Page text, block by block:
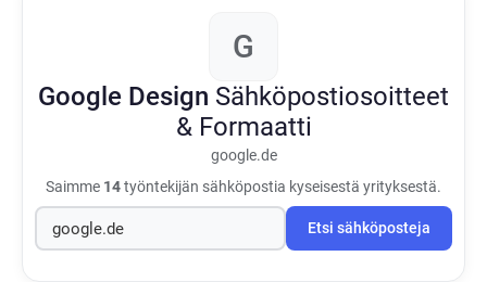
G
Google Design Sähköpostiosoitteet
& Formaatti
google.de
Saimme 14työntekijän sähköpostia kyseisestä yrityksestä.
Etsi sähköposteja